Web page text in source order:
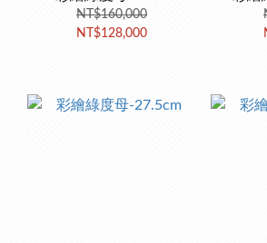
NT$160,000
NT$128,000